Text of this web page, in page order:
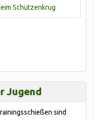
Schützenkrug
Jugend
sind